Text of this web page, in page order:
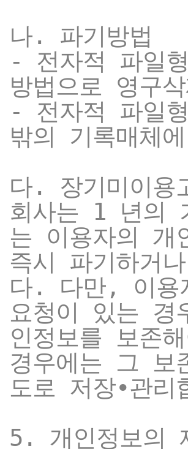
나. 파기방법
- 전자적 파일
방법으로 영구
- 전자적 파일
밖의 기록매체
다. 장기미이용
회사는 1 년의
는 이용자의 개
즉시 파기하거
다. 다만, 이용
요청이 있는 경
인정보를 보존
경우에는 그 보
도로 저장∙관리
5. 개인정보의